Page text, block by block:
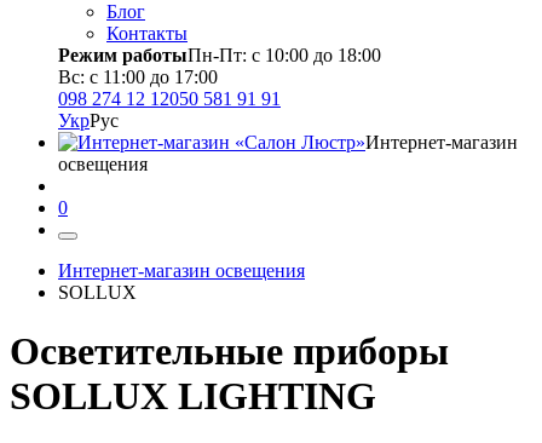
Блог
Контакты
Режим работыПн-Пт: с 10:00 до 18:00
Вс: с 11:00 до 17:00
098 274 12 12050 581 91 91
УкрРус
Интернет-магазин
освещения
0
Интернет-магазин освещения
SOLLUX
Осветительные приборы
SOLLUX LIGHTING